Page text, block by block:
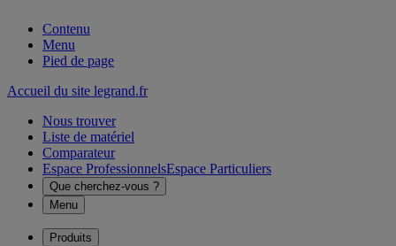
Contenu
Menu
Pied de page
Accueil du site legrand.fr
Nous trouver
Liste de matériel
Comparateur
Espace ProfessionnelsEspace Particuliers
Que cherchez-vous ?
Menu
Produits